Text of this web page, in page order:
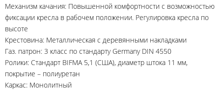
Механизм качания: Повышенной комфортности с возможностью
фиксации кресла в рабочем положении. Регулировка кресла по
высоте
Крестовина: Металлическая с деревянными накладками
Газ. патрон: 3 класс по стандарту Germany DIN 4550
Ролики: Стандарт BIFMA 5,1 (США), диаметр штока 11 мм,
покрытие – полиуретан
Каркас: Монолитный